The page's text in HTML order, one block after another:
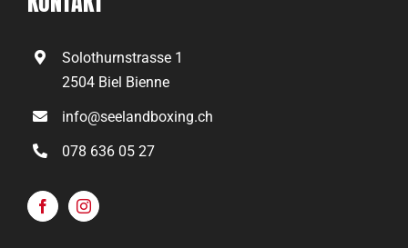
Solothurnstrasse 1
2504 Biel Bienne
info@seelandboxing.ch
078 636 05 27